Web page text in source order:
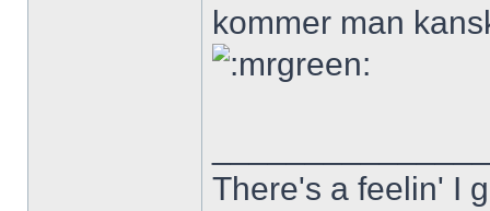
kommer man
There's a feelin' I